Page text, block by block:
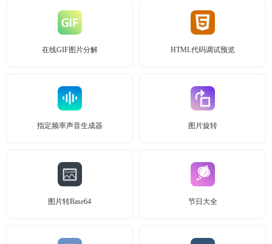
在线GIF图片分解 HTML代码调试预览
指定频率声音生成器 图片旋转
图片转Base64 节日大全